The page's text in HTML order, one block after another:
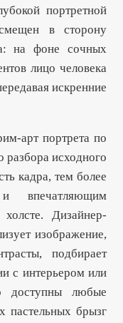
портретной
в сторону
на фоне сочных
лицо человека
искренние
арт портрета по
разбора исходного
кадра, тем более
впечатляющим
Дизайнер-
изображение,
подбирает
с интерьером или
доступны любые
брызг